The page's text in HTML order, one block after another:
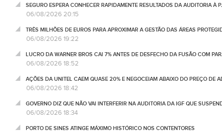
SEGURO ESPERA CONHECER RAPIDAMENTE RESULTADOS DA AUDITORIA À
06/08/2026 20:15
TRÊS MILHÕES DE EUROS PARA APROXIMAR A GESTÃO DAS ÁREAS
06/08/2026 19:22
LUCRO DA WARNER BROS CAI 7% ANTES DE DESFECHO DA FUSÃO COM
06/08/2026 18:52
AÇÕES DA UNITEL CAEM QUASE 20% E NEGOCEIAM ABAIXO DO PREÇO DE
06/08/2026 18:42
GOVERNO DIZ QUE NÃO VAI INTERFERIR NA AUDITORIA DA IGF QUE
06/08/2026 18:34
PORTO DE SINES ATINGE MÁXIMO HISTÓRICO NOS CONTENTORES